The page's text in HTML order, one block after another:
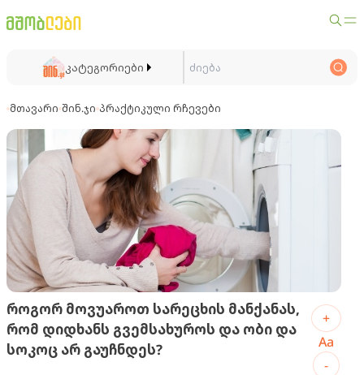
კატეგორიები
მთავარი შინ.ჯი პრაქტიკული რჩევები
როგორ მოვუაროთ სარეცხის მანქანას,
რომ დიდხანს გვემსახუროს და ობი და
სოკოც არ გაუჩნდეს?
+
Aa
-